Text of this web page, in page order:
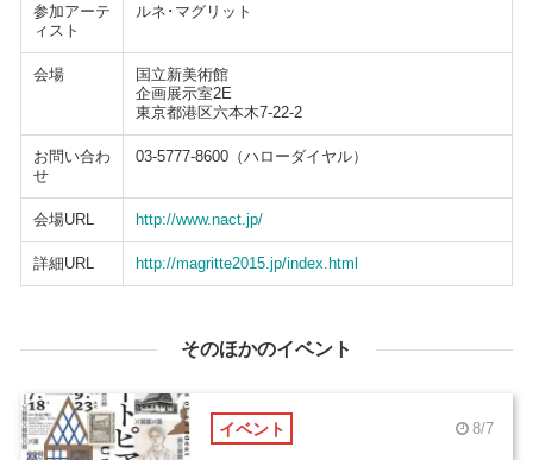
参加アーテ
ィスト
ルネ･マグリット
会場
国立新美術館
企画展示室2E
東京都港区六本木7-22-2
お問い合わ
せ
03-5777-8600（ハローダイヤル）
会場URL http://www.nact.jp/
詳細URL http://magritte2015.jp/index.html
そのほかのイベント
イベント 8/7